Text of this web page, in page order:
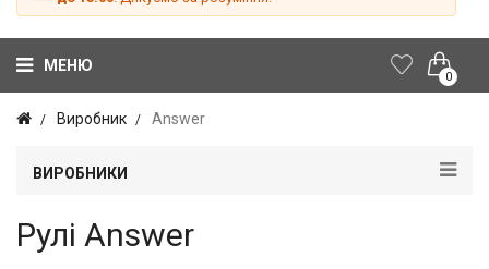
0
МЕНЮ
Виробник Answer
ВИРОБНИКИ
Рулі Answer